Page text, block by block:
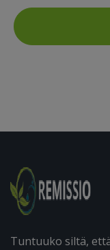
Tuntuuko siltä,